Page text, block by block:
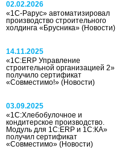
02.02.2026
«1С-Рарус» автоматизировал
производство строительного
холдинга «Брусника» (Новости)
14.11.2025
«1С:ERP Управление
строительной организацией 2»
получило сертификат
«Совместимо!» (Новости)
03.09.2025
«1C:Хлебобулочное и
кондитерское производство.
Модуль для 1С:ERP и 1С:КА»
получил сертификат
«Совместимо» (Новости)